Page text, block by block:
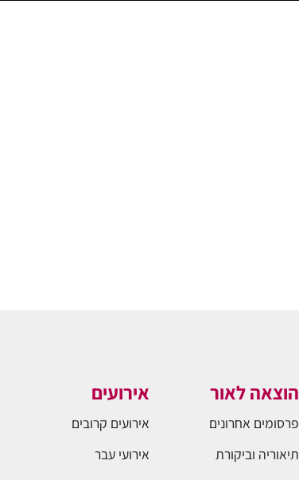
הוצאה לאור
פרסומים אחרונים
תיאוריה וביקורת
אירועים
אירועים קרובים
אירועי עבר